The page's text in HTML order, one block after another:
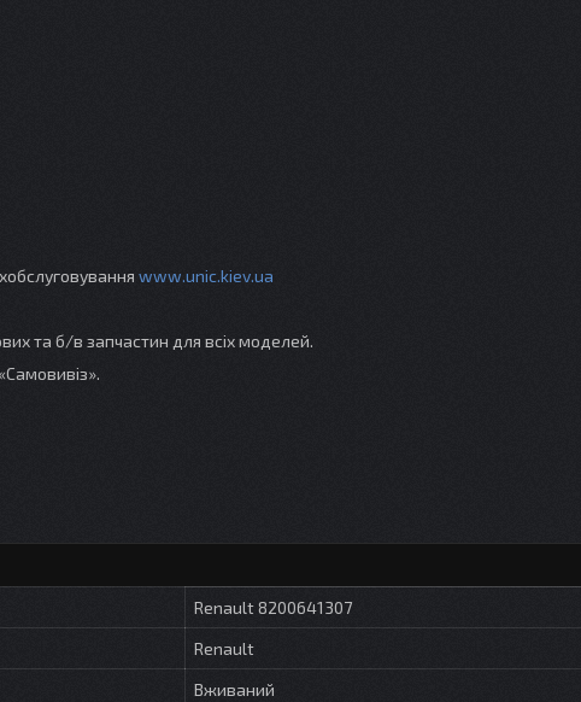
www.unic.kiev.ua
та б/в запчастин для всіх моделей.
Renault 8200641307
Renault
Вживаний